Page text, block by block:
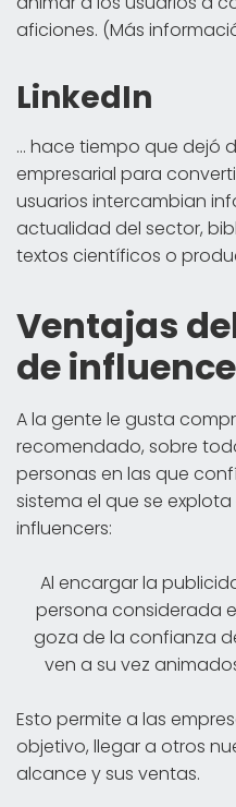
aficiones. (Más
LinkedIn
... hace tiempo que dejó
empresarial para
usuarios intercambian
actualidad del sector,
textos científicos o
Ventajas
de
A la gente le gusta
recomendado, sobre
personas en las que
sistema el que se
influencers:
Al encargar la
persona considerada
goza de la confianza
ven a su vez
Esto permite a las
objetivo, llegar a otros
alcance y sus ventas.